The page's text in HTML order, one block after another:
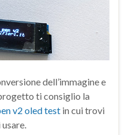
dell’immagine e
ti consiglio la
v2 oled test in cui trovi